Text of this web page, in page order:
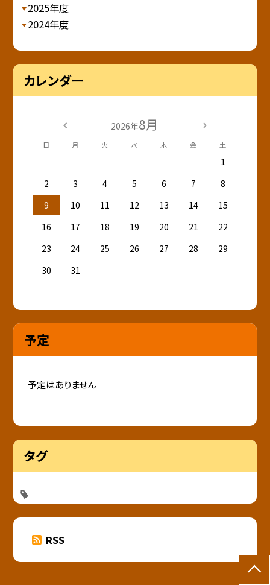
2025年度
2024年度
カレンダー
2026年8月
日 月 火 水 木 金 土
1
2
3 4 5 6 7
8
9
10 11 12 13 14
15
16
17 18 19 20 21
22
23
24 25 26 27 28
29
30
31
予定
予定はありません
タグ
RSS